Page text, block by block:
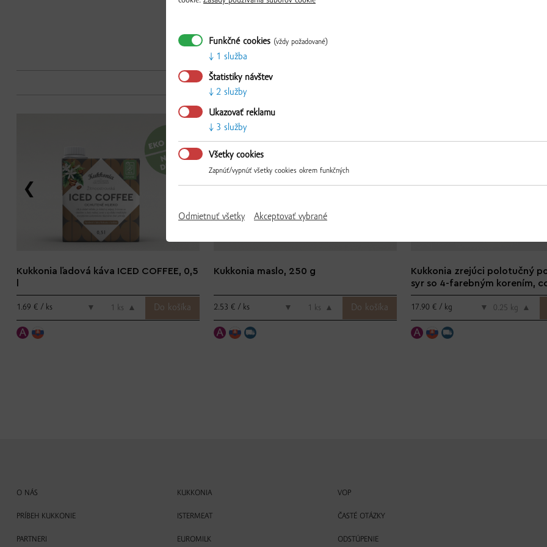
Kukkonia ľadová káva ICED COFFEE, 0,5
1.69 € / ks ▼ ks ▲
Kukkonia maslo, 250 g
2.53 € / ks ▼ ks ▲
Kukkonia zrejúci polotučný
syr so 4-farebným korením,
17.90 € / kg ▼ kg ▲
O NÁS
PRÍBEH KUKKONIE
PARTNERI
KUKKONIA
ISTERMEAT
EUROMILK
VOP
ČASTÉ OTÁZKY
ODSTÚPENIE
Funkčné cookies (vždy požadované)
1 služba
Štatistiky návštev
2 služby
Ukazovať reklamu
3 služby
Všetky cookies
Zapnúť/vypnúť všetky cookies okrem funkčných
Odmietnuť všetky Akceptovať vybrané